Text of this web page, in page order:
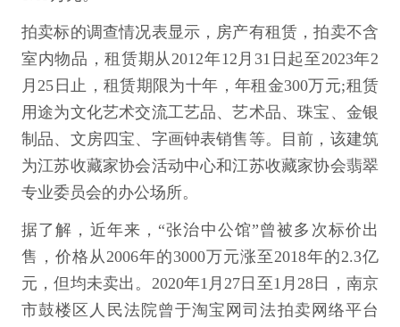
拍卖标的调查情况表显示，房产有租赁，拍卖不含
室内物品，租赁期从2012年12月31日起至2023年2
月25日止，租赁期限为十年，年租金300万元;租赁
用途为文化艺术交流工艺品、艺术品、珠宝、金银
制品、文房四宝、字画钟表销售等。目前，该建筑
为江苏收藏家协会活动中心和江苏收藏家协会翡翠
专业委员会的办公场所。
据了解，近年来，“张治中公馆”曾被多次标价出
售，价格从2006年的3000万元涨至2018年的2.3亿
元，但均未卖出。2020年1月27日至1月28日，南京
市鼓楼区人民法院曾于淘宝网司法拍卖网络平台